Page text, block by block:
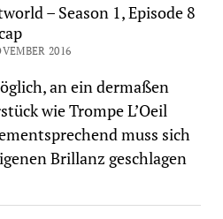
– Season 1, Episode 8
2016
an ein dermaßen
wie Trompe L’Oeil
muss sich
Brillanz geschlagen